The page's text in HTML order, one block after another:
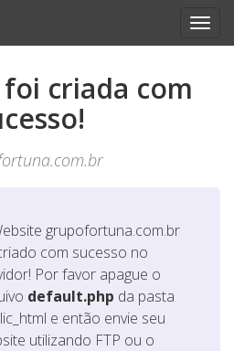
criada com
grupofortuna.com.br
com sucesso no
Por favor apague o
default.php da pasta
e então envie seu
utilizando FTP ou o